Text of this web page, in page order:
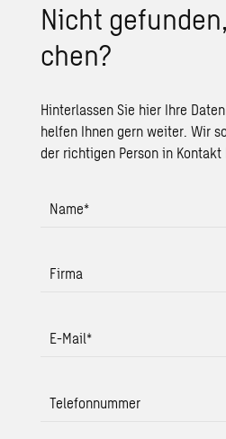
Nicht
chen?
Hinterlassen Sie hier Ihre
helfen Ihnen gern weiter. Wir
der richtigen Person in Kontakt
Name*
Firma
E-Mail*
Telefonnummer